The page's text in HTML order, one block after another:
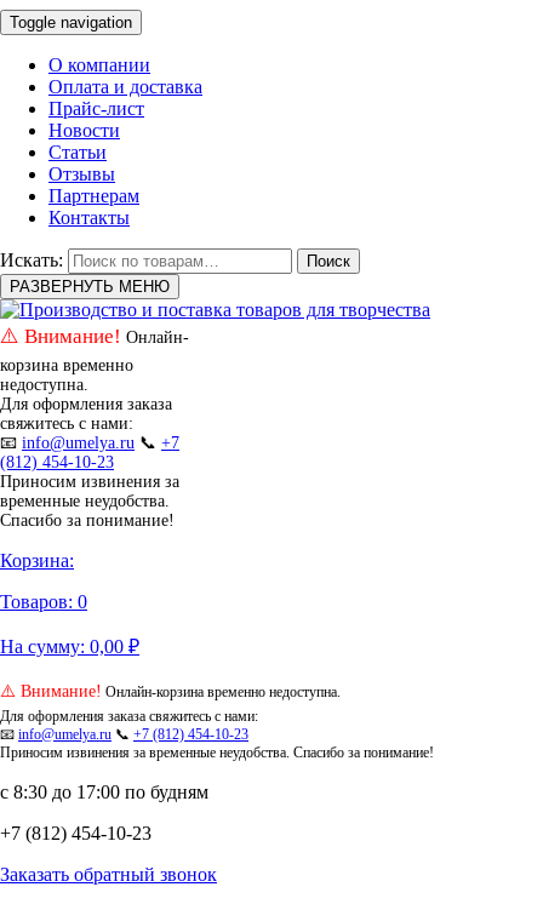
Toggle navigation
О компании
Оплата и доставка
Прайс-лист
Новости
Статьи
Отзывы
Партнерам
Контакты
Искать:
Поиск
РАЗВЕРНУТЬ МЕНЮ
⚠️ Внимание! Онлайн-
корзина временно
недоступна.
Для оформления заказа
свяжитесь с нами:
📧 info@umelya.ru 📞 +7
(812) 454-10-23
Приносим извинения за
временные неудобства.
Спасибо за понимание!
Корзина:
Товаров: 0
На сумму: 0,00 ₽
⚠️ Внимание! Онлайн-корзина временно недоступна.
Для оформления заказа свяжитесь с нами:
📧 info@umelya.ru 📞 +7 (812) 454-10-23
Приносим извинения за временные неудобства. Спасибо за понимание!
с 8:30 до 17:00 по будням
+7 (812) 454-10-23
Заказать обратный звонок